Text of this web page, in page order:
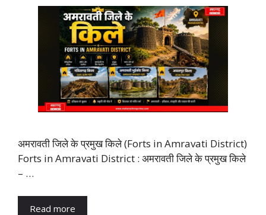
अमरावती जिले के प्रमुख किले (Forts in Amravati District)
Forts in Amravati District : अमरावती जिले के प्रमुख किले
– …
Read more